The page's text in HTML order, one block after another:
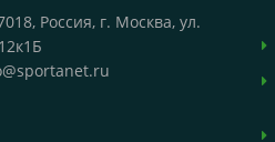
Россия, г. Москва, ул.